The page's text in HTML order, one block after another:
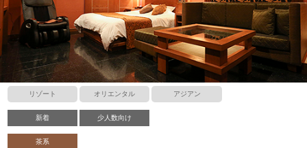
リゾート オリエンタル アジアン
新着 少人数向け
茶系